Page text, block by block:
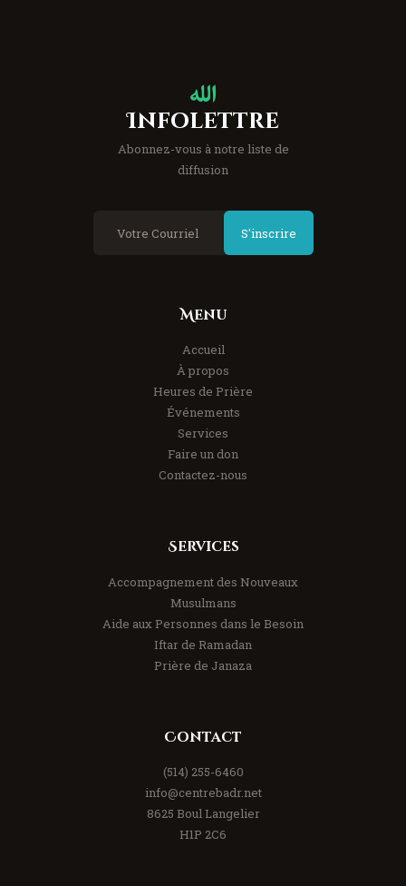
Infolettre
Abonnez-vous à notre liste de
diffusion
S'inscrire
Menu
Accueil
À propos
Heures de Prière
Événements
Services
Faire un don
Contactez-nous
Services
Accompagnement des Nouveaux
Musulmans
Aide aux Personnes dans le Besoin
Iftar de Ramadan
Prière de Janaza
Contact
(514) 255-6460
info@centrebadr.net
8625 Boul Langelier
H1P 2C6